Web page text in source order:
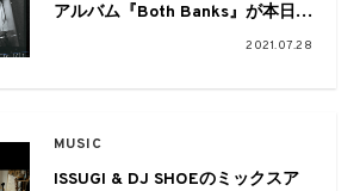
アルバム『Both Banks』が本日発
売。インタビュー映像がYouTube
2021.07.28
MUSIC
ISSUGI & DJ SHOEのミックスア